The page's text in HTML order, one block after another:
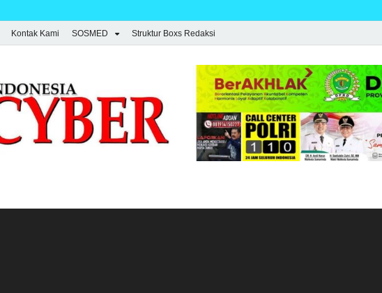
Kontak Kami SOSMED Struktur Boxs Redaksi